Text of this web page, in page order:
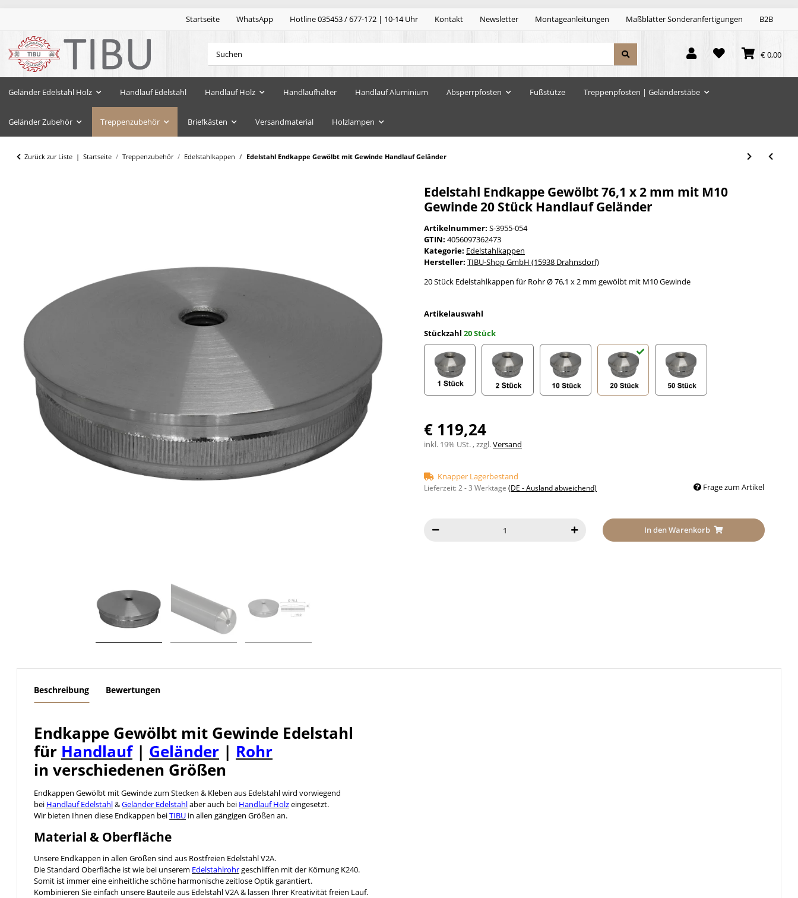
Startseite WhatsApp Hotline 035453 / 677-172 | 10-14 Uhr Kontakt Newsletter Montageanleitungen Maßblätter Sonderanfertigungen B2B
€ 0,00
Geländer Edelstahl Holz Handlauf Edelstahl Handlauf Holz Handlaufhalter Handlauf Aluminium Absperrpfosten Fußstütze Treppenpfosten | Geländerstäbe
Geländer Zubehör Treppenzubehör Briefkästen Versandmaterial Holzlampen
Zurück zur Liste Startseite Treppenzubehör Edelstahlkappen Edelstahl Endkappe Gewölbt mit Gewinde Handlauf Geländer
Edelstahl Endkappe Gewölbt 76,1 x 2 mm mit M10
Gewinde 20 Stück Handlauf Geländer
Artikelnummer: S-3955-054
GTIN: 4056097362473
Kategorie: Edelstahlkappen
Hersteller: TIBU-Shop GmbH (15938 Drahnsdorf)
20 Stück Edelstahlkappen für Rohr Ø 76,1 x 2 mm gewölbt mit M10 Gewinde
Artikelauswahl
Stückzahl 20 Stück
€ 119,24
inkl. 19% USt. , zzgl.Versand
Knapper Lagerbestand
Lieferzeit:2 - 3 Werktage (DE - Ausland abweichend) Frage zum Artikel
In den Warenkorb
Beschreibung Bewertungen
Endkappe Gewölbt mit Gewinde Edelstahl
für Handlauf| Geländer | Rohr
in verschiedenen Größen
Endkappen Gewölbt mit Gewinde zum Stecken & Kleben aus Edelstahl wird vorwiegend
bei Handlauf Edelstahl&Geländer Edelstahlaber auch bei Handlauf Holzeingesetzt.
Wir bieten Ihnen diese Endkappen beiTIBU in allen gängigen Größen an.
Material & Oberfläche
Unsere Endkappen in allen Größen sind aus Rostfreien Edelstahl V2A.
Die Standard Oberfläche ist wie bei unserem Edelstahlrohrgeschliffen mit der Körnung K240.
Somit ist immer eine einheitliche schöne harmonische zeitlose Optik garantiert.
Kombinieren Sie einfach unsere Bauteile aus Edelstahl V2A & lassen Ihrer Kreativität freien Lauf.